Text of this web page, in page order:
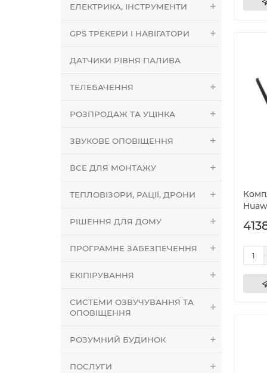
ЕЛЕКТРИКА, ІНСТРУМЕНТИ
GPS ТРЕКЕРИ І НАВІГАТОРИ
ДАТЧИКИ РІВНЯ ПАЛИВА
ТЕЛЕБАЧЕННЯ
РОЗПРОДАЖ ТА УЦІНКА
ЗВУКОВЕ ОПОВІЩЕННЯ
ВСЕ ДЛЯ МОНТАЖУ
ТЕПЛОВІЗОРИ, РАЦІЇ, ДРОНИ
РІШЕННЯ ДЛЯ ДОМУ
ПРОГРАМНЕ ЗАБЕЗПЕЧЕННЯ
ЕКІПІРУВАННЯ
СИСТЕМИ ОЗВУЧУВАННЯ ТА
ОПОВІЩЕННЯ
РОЗУМНИЙ БУДИНОК
ПОСЛУГИ